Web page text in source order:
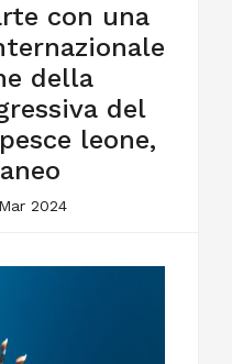
con una
della
del
leone,
Mar 2024